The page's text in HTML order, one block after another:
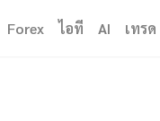
Forex ไอที AI เทรด